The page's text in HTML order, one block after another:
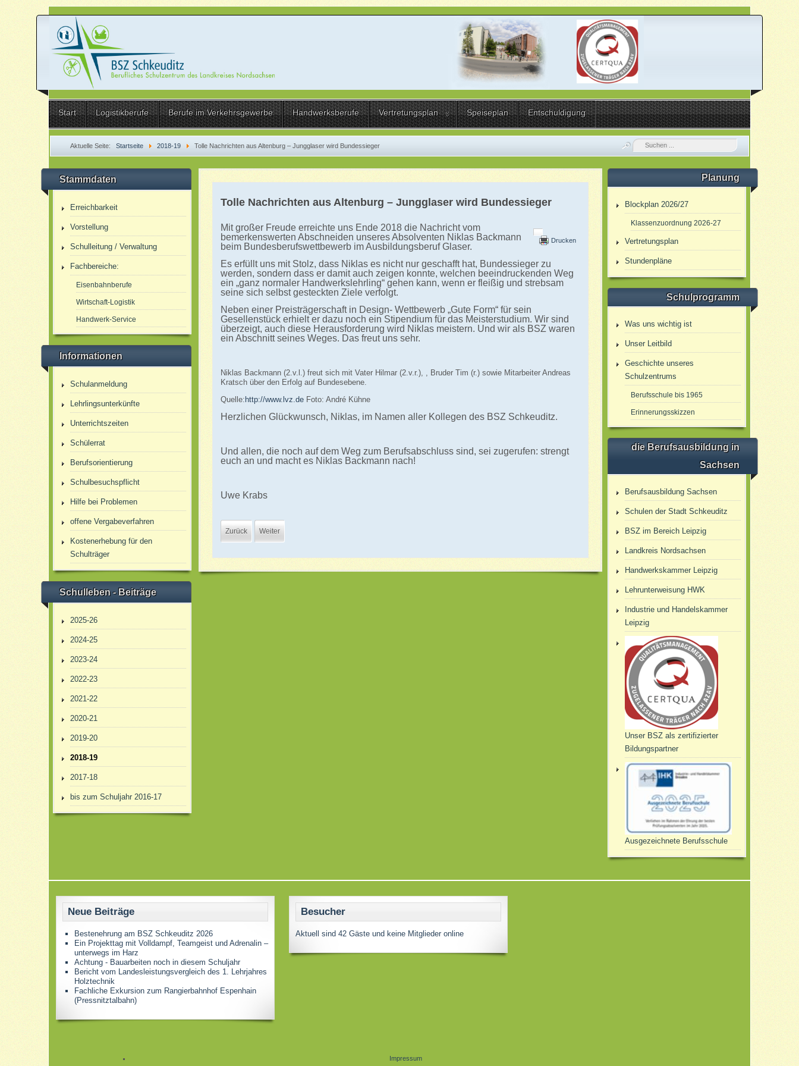
Start Logistikberufe Berufe im Verkehrsgewerbe Handwerksberufe Vertretungsplan Speiseplan Entschuldigung
Aktuelle Seite:Startseite 2018-19 Tolle Nachrichten aus Altenburg – Jungglaser wird Bundessieger
Stammdaten
Erreichbarkeit
Vorstellung
Schulleitung / Verwaltung
Fachbereiche:
Eisenbahnberufe
Wirtschaft-Logistik
Handwerk-Service
Informationen
Schulanmeldung
Lehrlingsunterkünfte
Unterrichtszeiten
Schülerrat
Berufsorientierung
Schulbesuchspflicht
Hilfe bei Problemen
offene Vergabeverfahren
Kostenerhebung für den
Schulträger
Schulleben - Beiträge
2025-26
2024-25
2023-24
2022-23
2021-22
2020-21
2019-20
2018-19
2017-18
bis zum Schuljahr 2016-17
Tolle Nachrichten aus Altenburg – Jungglaser wird Bundessieger
Drucken
Mit großer Freude erreichte uns Ende 2018 die Nachricht vom
bemerkenswerten Abschneiden unseres Absolventen Niklas Backmann
beim Bundesberufswettbewerb im Ausbildungsberuf Glaser.
Es erfüllt uns mit Stolz, dass Niklas es nicht nur geschafft hat, Bundessieger zu
werden, sondern dass er damit auch zeigen konnte, welchen beeindruckenden Weg
ein „ganz normaler Handwerkslehrling“ gehen kann, wenn er fleißig und strebsam
seine sich selbst gesteckten Ziele verfolgt.
Neben einer Preisträgerschaft in Design- Wettbewerb „Gute Form“ für sein
Gesellenstück erhielt er dazu noch ein Stipendium für das Meisterstudium. Wir sind
überzeigt, auch diese Herausforderung wird Niklas meistern. Und wir als BSZ waren
ein Abschnitt seines Weges. Das freut uns sehr.
Niklas Backmann (2.v.l.) freut sich mit Vater Hilmar (2.v.r.), , Bruder Tim (r.) sowie Mitarbeiter Andreas
Kratsch über den Erfolg auf Bundesebene.
Quelle:http://www.lvz.deFoto: André Kühne
Herzlichen Glückwunsch, Niklas, im Namen aller Kollegen des BSZ Schkeuditz.
Und allen, die noch auf dem Weg zum Berufsabschluss sind, sei zugerufen: strengt
euch an und macht es Niklas Backmann nach!
Uwe Krabs
Zurück Weiter
Planung
Blockplan 2026/27
Klassenzuordnung 2026-27
Vertretungsplan
Stundenpläne
Schulprogramm
Was uns wichtig ist
Unser Leitbild
Geschichte unseres
Schulzentrums
Berufsschule bis 1965
Erinnerungsskizzen
die Berufsausbildung in
Sachsen
Berufsausbildung Sachsen
Schulen der Stadt Schkeuditz
BSZ im Bereich Leipzig
Landkreis Nordsachsen
Handwerkskammer Leipzig
Lehrunterweisung HWK
Industrie und Handelskammer
Leipzig
Unser BSZ als zertifizierter
Bildungspartner
Ausgezeichnete Berufsschule
Neue Beiträge
Bestenehrung am BSZ Schkeuditz 2026
Ein Projekttag mit Volldampf, Teamgeist und Adrenalin –
unterwegs im Harz
Achtung - Bauarbeiten noch in diesem Schuljahr
Bericht vom Landesleistungsvergleich des 1. Lehrjahres
Holztechnik
Fachliche Exkursion zum Rangierbahnhof Espenhain
(Pressnitztalbahn)
Besucher
Aktuell sind 42 Gäste und keine Mitglieder online
Impressum